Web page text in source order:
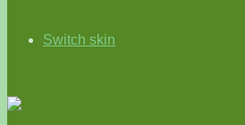
Switch skin